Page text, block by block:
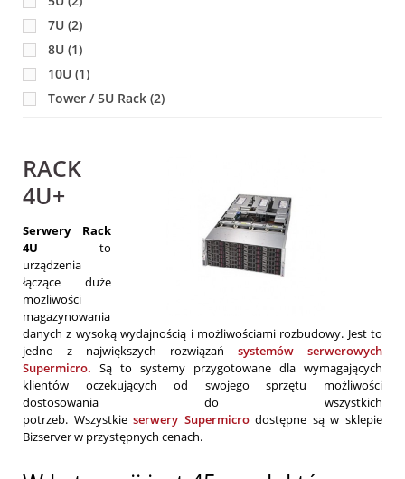
7U (2)
8U (1)
10U (1)
Tower / 5U Rack (2)
RACK
4U+
Serwery Rack
4U to
urządzenia
łączące duże
możliwości
magazynowania
danych z wysoką wydajnością i możliwościami rozbudowy. Jest to
jedno z największych rozwiązań systemów serwerowych
Supermicro. Są to systemy przygotowane dla wymagających
klientów oczekujących od swojego sprzętu możliwości
dostosowania do wszystkich
potrzeb. Wszystkieserwery Supermicrodostępne są w sklepie
Bizserver w przystępnych cenach.